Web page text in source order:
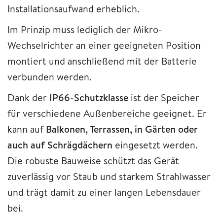
Installationsaufwand erheblich.
Im Prinzip muss lediglich der Mikro-
Wechselrichter an einer geeigneten Position
montiert und anschließend mit der Batterie
verbunden werden.
Dank der IP66-Schutzklasse ist der Speicher
für verschiedene Außenbereiche geeignet. Er
kann aufBalkonen, Terrassen, in Gärten oder
auch auf Schrägdächern eingesetzt werden.
Die robuste Bauweise schützt das Gerät
zuverlässig vor Staub und starkem Strahlwasser
und trägt damit zu einer langen Lebensdauer
bei.